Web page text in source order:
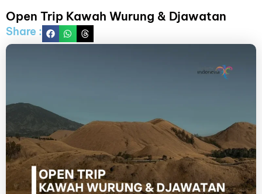
Open Trip Kawah Wurung & Djawatan
Share :